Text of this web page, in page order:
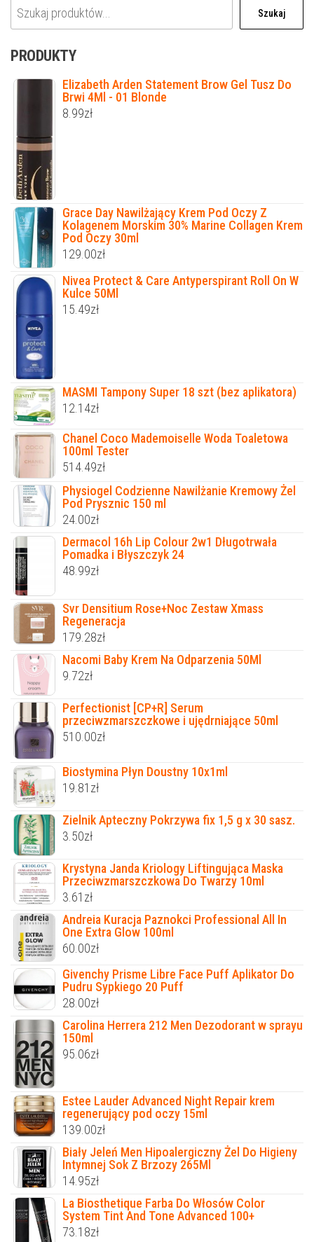
Szukaj
PRODUKTY
Elizabeth Arden Statement Brow Gel Tusz Do
Brwi 4Ml - 01 Blonde
8.99zł
Grace Day Nawilżający Krem Pod Oczy Z
Kolagenem Morskim 30% Marine Collagen Krem
Pod Oczy 30ml
129.00zł
Nivea Protect & Care Antyperspirant Roll On W
Kulce 50Ml
15.49zł
MASMI Tampony Super 18 szt (bez aplikatora)
12.14zł
Chanel Coco Mademoiselle Woda Toaletowa
100ml Tester
514.49zł
Physiogel Codzienne Nawilżanie Kremowy Żel
Pod Prysznic 150 ml
24.00zł
Dermacol 16h Lip Colour 2w1 Długotrwała
Pomadka i Błyszczyk 24
48.99zł
Svr Densitium Rose+Noc Zestaw Xmass
Regeneracja
179.28zł
Nacomi Baby Krem Na Odparzenia 50Ml
9.72zł
Perfectionist [CP+R] Serum
przeciwzmarszczkowe i ujędrniające 50ml
510.00zł
Biostymina Płyn Doustny 10x1ml
19.81 zł
Zielnik Apteczny Pokrzywa fix 1,5 g x 30 sasz.
3.50zł
Krystyna Janda Kriology Liftingująca Maska
Przeciwzmarszczkowa Do Twarzy 10ml
3.61 zł
Andreia Kuracja Paznokci Professional All In
One Extra Glow 100ml
60.00zł
Givenchy Prisme Libre Face Puff Aplikator Do
Pudru Sypkiego 20 Puff
28.00zł
Carolina Herrera 212 Men Dezodorant w sprayu
150ml
95.06zł
Estee Lauder Advanced Night Repair krem
regenerujący pod oczy 15ml
139.00zł
Biały Jeleń Men Hipoalergiczny Żel Do Higieny
Intymnej Sok Z Brzozy 265Ml
14.95zł
La Biosthetique Farba Do Włosów Color
System Tint And Tone Advanced 100+
73.18zł